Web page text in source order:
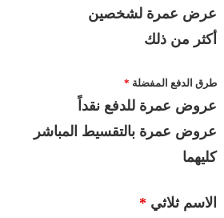
عرض عمرة لشخصين
أكثر من ذلك
طرق الدفع المفضلة *
عروض عمرة للدفع نقداً
عروض عمرة بالتقسيط المباشر
كليهما
الاسم ثلاثي *